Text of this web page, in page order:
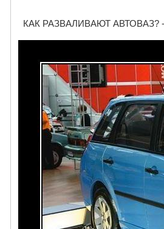
КАК РАЗВАЛИВАЮТ АВТОВАЗ? -